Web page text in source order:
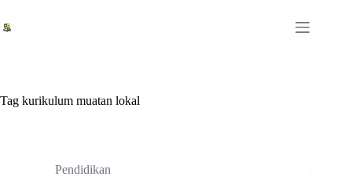
to
content
Tag kurikulum muatan lokal
Pendidikan